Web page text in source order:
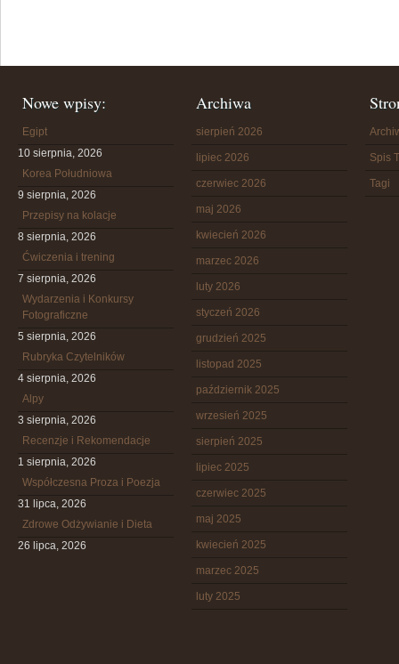
Nowe wpisy:
Egipt
10 sierpnia, 2026
Korea Południowa
9 sierpnia, 2026
Przepisy na kolacje
8 sierpnia, 2026
Ćwiczenia i trening
7 sierpnia, 2026
Wydarzenia i Konkursy
Fotograficzne
5 sierpnia, 2026
Rubryka Czytelników
4 sierpnia, 2026
Alpy
3 sierpnia, 2026
Recenzje i Rekomendacje
1 sierpnia, 2026
Współczesna Proza i Poezja
31 lipca, 2026
Zdrowe Odżywianie i Dieta
26 lipca, 2026
Archiwa
sierpień 2026
lipiec 2026
czerwiec 2026
maj 2026
kwiecień 2026
marzec 2026
luty 2026
styczeń 2026
grudzień 2025
listopad 2025
październik 2025
wrzesień 2025
sierpień 2025
lipiec 2025
czerwiec 2025
maj 2025
kwiecień 2025
marzec 2025
luty 2025
Spis
Tagi